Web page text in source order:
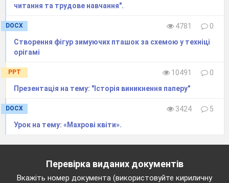
читання та трудове навчання".
DOCX 4781
0
Створення фігур зимуючих пташок за схемою у техніці
орігамі
PPT 10491
0
Презентація на тему: "Історія виникнення паперу"
DOCX 3424
5
Урок на тему: «Махрові квіти».
Перевірка виданих документів
Вкажіть номер документа (використовуйте кириличну